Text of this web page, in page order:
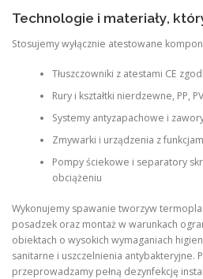
Technologie i materiały,
Stosujemy wyłącznie atestowane
Tłuszczowniki z atestami CE
Rury i kształtki nierdzewne, PP,
Systemy antyzapachowe i
Zmywarki i urządzenia z
Pompy ściekowe i separatory
obciążeniu
Wykonujemy spawanie tworzyw
posadzek oraz montaż w warunkach
obiektach o wysokich wymaganiach
sanitarne i uszczelnienia antybakteryjne.
przeprowadzamy pełną dezynfekcję